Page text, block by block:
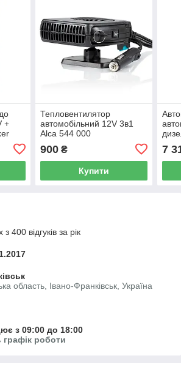
+
Тепловентилятор
автомобільний 12V 3в1
Alca 544 000
900₴
Купити
7
400 відгуків за рік
область, Івано-Франківськ, Україна
з 09:00 до 18:00
графік роботи